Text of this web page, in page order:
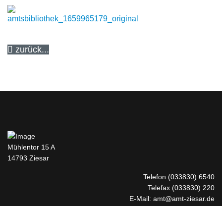
zurück...
Mühlentor 15 A
14793 Ziesar
Telefon (033830) 6540
Telefax (033830) 220
E-Mail: amt@amt-ziesar.de